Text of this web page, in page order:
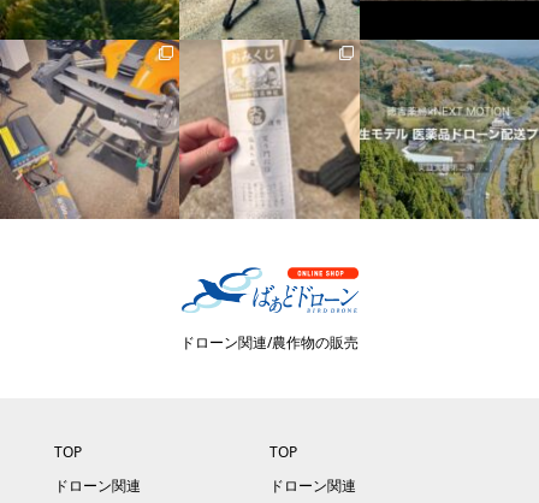
ドローン関連/農作物の販売
TOP
ドローン関連
TOP
ドローン関連